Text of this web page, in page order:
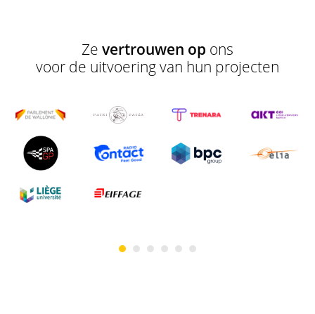
Ze vertrouwen op ons
voor de uitvoering van hun projecten